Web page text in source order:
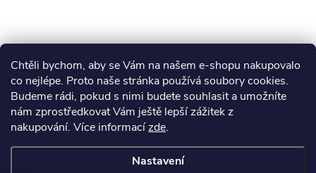
Chtěli bychom, aby se Vám na našem e-shopu nakupovalo
co nejlépe. Proto naše stránka používá soubory cookies.
Budeme rádi, pokud s nimi budete souhlasit a umožníte
nám zprostředkovat Vám ještě lepší zážitek z
nakupování. Více informacízde.
Nastavení